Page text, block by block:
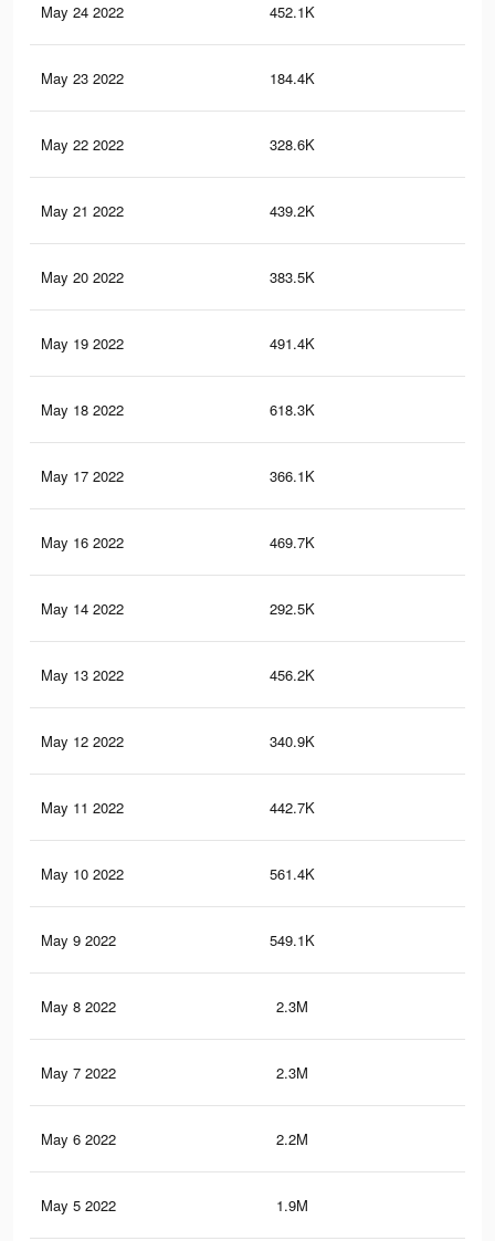
May 24 2022 452.1K
May 23 2022 184.4K
May 22 2022 328.6K
May 21 2022 439.2K
May 20 2022 383.5K
May 19 2022 491.4K
May 18 2022 618.3K
May 17 2022 366.1K
May 16 2022 469.7K
May 14 2022 292.5K
May 13 2022 456.2K
May 12 2022 340.9K
May 11 2022 442.7K
May 10 2022 561.4K
May 9 2022 549.1K
May 8 2022 2.3M
May 7 2022 2.3M
May 6 2022 2.2M
May 5 2022 1.9M